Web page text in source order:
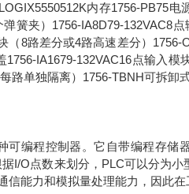
内存1756-PB75电
簧夹）1756-IA8D79-132VAC8
8路差分或4路高速差分）1756-
IA1679-132VAC16点输入
单独隔离）1756-TBNH可拆卸
编程控制器。它自带编程存储
I/O点数来划分，PLC可以分为
能力和模拟量处理能力，因此在